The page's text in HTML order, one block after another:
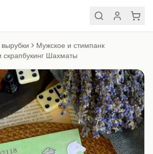
Мужское и стимпанк
Шахматы